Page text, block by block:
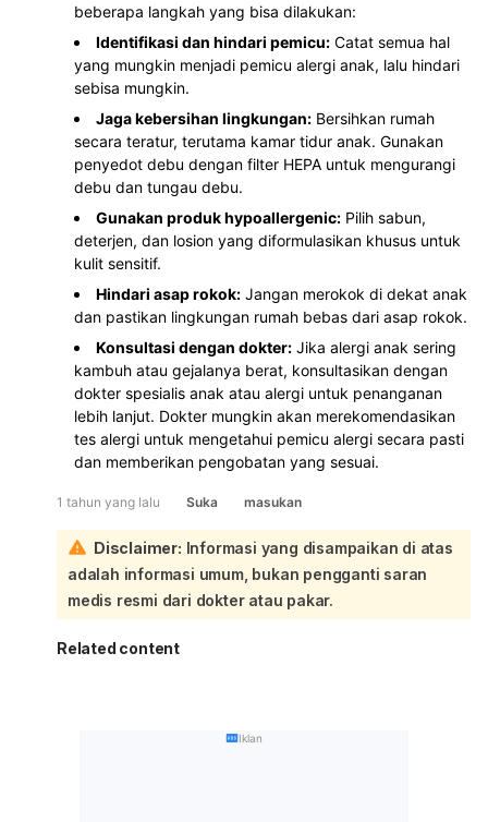
beberapa langkah yang bisa dilakukan:
Identifikasi dan hindari pemicu: Catat semua hal
yang mungkin menjadi pemicu alergi anak, lalu hindari
sebisa mungkin.
Jaga kebersihan lingkungan: Bersihkan rumah
secara teratur, terutama kamar tidur anak. Gunakan
penyedot debu dengan filter HEPA untuk mengurangi
debu dan tungau debu.
Gunakan produk hypoallergenic: Pilih sabun,
deterjen, dan losion yang diformulasikan khusus untuk
kulit sensitif.
Hindari asap rokok: Jangan merokok di dekat anak
dan pastikan lingkungan rumah bebas dari asap rokok.
Konsultasi dengan dokter: Jika alergi anak sering
kambuh atau gejalanya berat, konsultasikan dengan
dokter spesialis anak atau alergi untuk penanganan
lebih lanjut. Dokter mungkin akan merekomendasikan
tes alergi untuk mengetahui pemicu alergi secara pasti
dan memberikan pengobatan yang sesuai.
1 tahun yang lalu Suka masukan
Disclaimer: Informasi yang disampaikan di atas
adalah informasi umum, bukan pengganti saran
medis resmi dari dokter atau pakar.
Related content
Iklan